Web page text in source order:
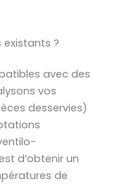
?
avec des
vos
desservies)
d’obtenir un
de